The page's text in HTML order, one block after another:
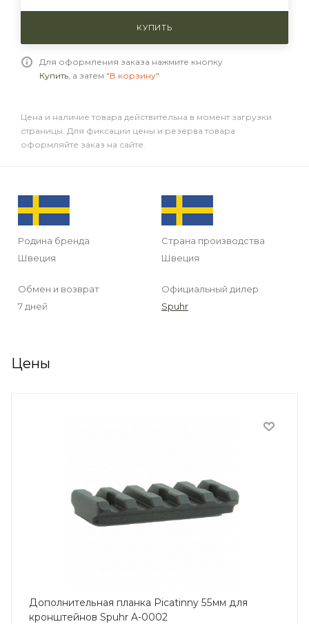
КУПИТЬ
Для оформления заказа нажмите кнопку
Купить, а затем "В корзину"
Цена и наличие товара действительна в момент загрузки
страницы. Для фиксации цены и резерва товара
оформляйте заказ на сайте.
Родина бренда
Швеция
Страна производства
Швеция
Обмен и возврат
7 дней
Официальный дилер
Spuhr
Цены
Дополнительная планка Picatinny 55мм для
кронштейнов Spuhr A-0002